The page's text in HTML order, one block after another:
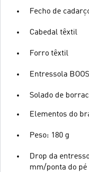
Fecho de
Cabedal têxtil
Forro têxtil
Entressola
Solado de
Elementos do
Peso: 180 g
Drop da
mm/ponta do pé